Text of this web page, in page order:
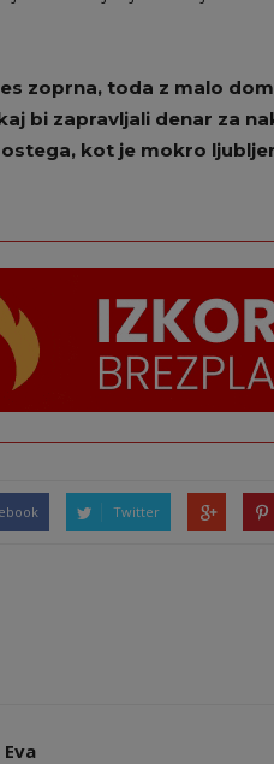
zoprna, toda z malo
bi zapravljali denar za
kot je mokro
Twitter
Eva